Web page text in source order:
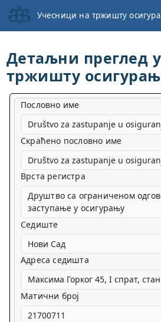
Учесници на тржишту
Детаљни преглед
тржишту
Пословно име
Скраћено пословно име
Врста регистра
Друштво са ограниченом
заступање у осигурању
Седиште
Адреса седишта
Матични број